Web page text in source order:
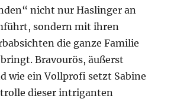
nicht nur Haslinger an
sondern mit ihren
die ganze Familie
Bravourös, äußerst
wie ein Vollprofi setzt Sabine
dieser intriganten